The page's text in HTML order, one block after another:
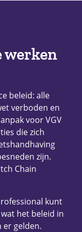
werken
beleid: alle
verboden en
voor VGV
die zich
zijn.
Chain
kunt
het beleid in
er gelden.